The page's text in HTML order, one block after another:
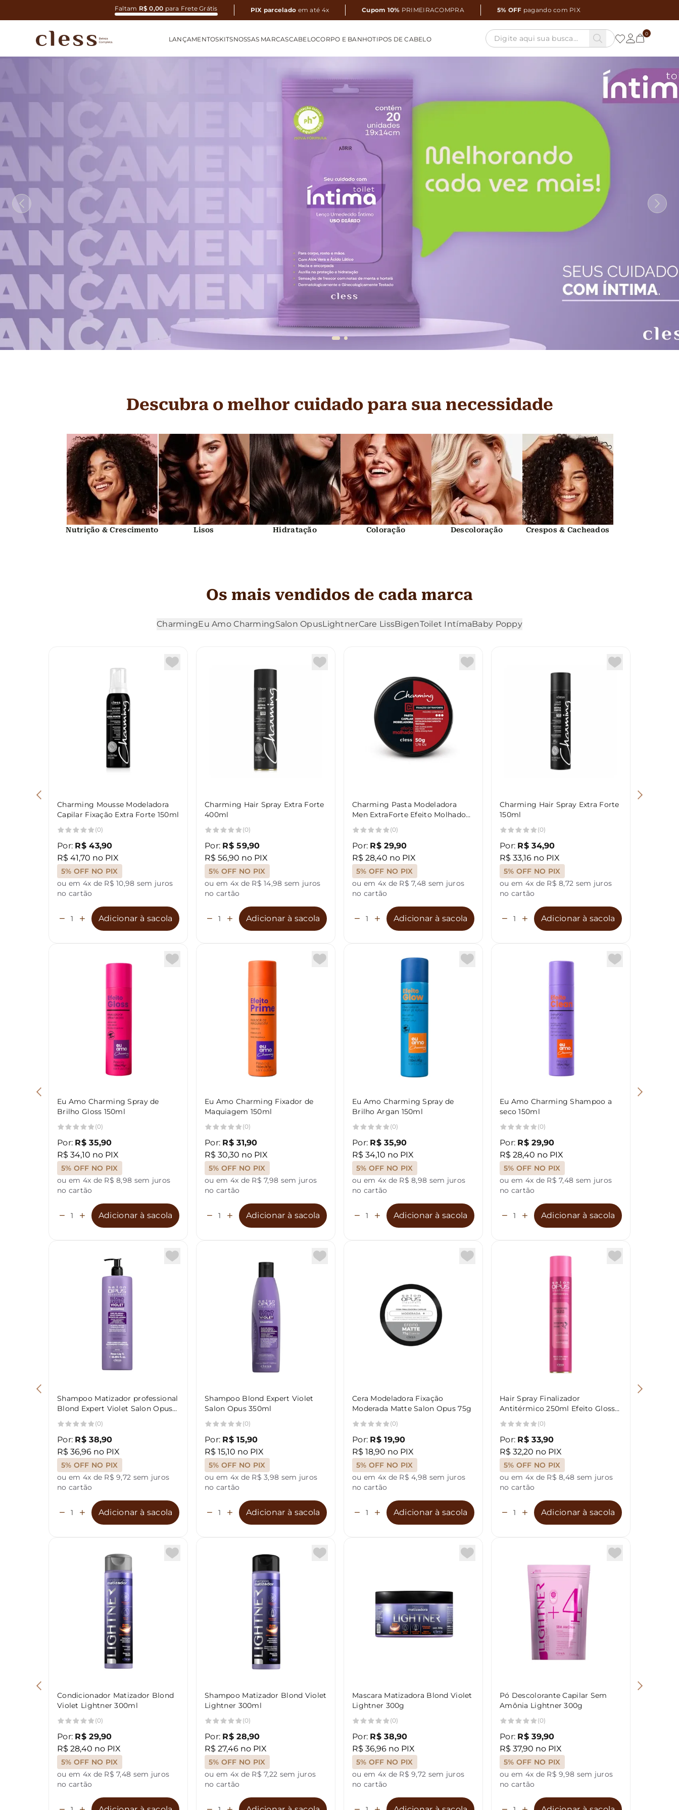
Faltam R$ 0,00 para Frete Grátis PIX parcelado em até 4x Cupom 10% PRIMEIRACOMPRA 5% OFF pagando com PIX
LANÇAMENTOSKITSNOSSAS MARCASCABELOCORPO E BANHOTIPOS DE CABELO
0
Descubra o melhor cuidado para sua necessidade
Nutrição & Crescimento Lisos Hidratação Coloração Descoloração Crespos & Cacheados
Os mais vendidos de cada marca
CharmingEu Amo CharmingSalon OpusLightnerCare LissBigenToilet IntímaBaby Poppy
Charming Mousse Modeladora
Capilar Fixação Extra Forte 150ml
(0)
Por: R$ 43,90
R$ 41,70 no PIX
5% OFF NO PIX
ou em 4x de R$ 10,98 sem juros
no cartão
Adicionar à sacola
Charming Hair Spray Extra Forte
400ml
(0)
Por: R$ 59,90
R$ 56,90 no PIX
5% OFF NO PIX
ou em 4x de R$ 14,98 sem juros
no cartão
Adicionar à sacola
Charming Pasta Modeladora
Men ExtraForte Efeito Molhado
50g
(0)
Por: R$ 29,90
R$ 28,40 no PIX
5% OFF NO PIX
ou em 4x de R$ 7,48 sem juros
no cartão
Adicionar à sacola
Charming Hair Spray Extra Forte
150ml
(0)
Por: R$ 34,90
R$ 33,16 no PIX
5% OFF NO PIX
ou em 4x de R$ 8,72 sem juros
no cartão
Adicionar à sacola
Eu Amo Charming Spray de
Brilho Gloss 150ml
(0)
Por: R$ 35,90
R$ 34,10 no PIX
5% OFF NO PIX
ou em 4x de R$ 8,98 sem juros
no cartão
Adicionar à sacola
Eu Amo Charming Fixador de
Maquiagem 150ml
(0)
Por: R$ 31,90
R$ 30,30 no PIX
5% OFF NO PIX
ou em 4x de R$ 7,98 sem juros
no cartão
Adicionar à sacola
Eu Amo Charming Spray de
Brilho Argan 150ml
(0)
Por: R$ 35,90
R$ 34,10 no PIX
5% OFF NO PIX
ou em 4x de R$ 8,98 sem juros
no cartão
Adicionar à sacola
Eu Amo Charming Shampoo a
seco 150ml
(0)
Por: R$ 29,90
R$ 28,40 no PIX
5% OFF NO PIX
ou em 4x de R$ 7,48 sem juros
no cartão
Adicionar à sacola
Shampoo Matizador professional
Blond Expert Violet Salon Opus
1L
(0)
Por: R$ 38,90
R$ 36,96 no PIX
5% OFF NO PIX
ou em 4x de R$ 9,72 sem juros
no cartão
Adicionar à sacola
Shampoo Blond Expert Violet
Salon Opus 350ml
(0)
Por: R$ 15,90
R$ 15,10 no PIX
5% OFF NO PIX
ou em 4x de R$ 3,98 sem juros
no cartão
Adicionar à sacola
Cera Modeladora Fixação
Moderada Matte Salon Opus 75g
(0)
Por: R$ 19,90
R$ 18,90 no PIX
5% OFF NO PIX
ou em 4x de R$ 4,98 sem juros
no cartão
Adicionar à sacola
Hair Spray Finalizador
Antitérmico 250ml Efeito Gloss
Uso Profissional Salon opus
(0)
Por: R$ 33,90
R$ 32,20 no PIX
5% OFF NO PIX
ou em 4x de R$ 8,48 sem juros
no cartão
Adicionar à sacola
Condicionador Matizador Blond
Violet Lightner 300ml
(0)
Por: R$ 29,90
R$ 28,40 no PIX
5% OFF NO PIX
ou em 4x de R$ 7,48 sem juros
no cartão
Shampoo Matizador Blond Violet
Lightner 300ml
(0)
Por: R$ 28,90
R$ 27,46 no PIX
5% OFF NO PIX
ou em 4x de R$ 7,22 sem juros
no cartão
Mascara Matizadora Blond Violet
Lightner 300g
(0)
Por: R$ 38,90
R$ 36,96 no PIX
5% OFF NO PIX
ou em 4x de R$ 9,72 sem juros
no cartão
Pó Descolorante Capilar Sem
Amônia Lightner 300g
(0)
Por: R$ 39,90
R$ 37,90 no PIX
5% OFF NO PIX
ou em 4x de R$ 9,98 sem juros
no cartão